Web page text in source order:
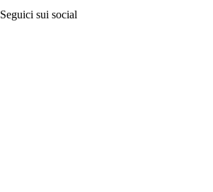
Seguici sui social